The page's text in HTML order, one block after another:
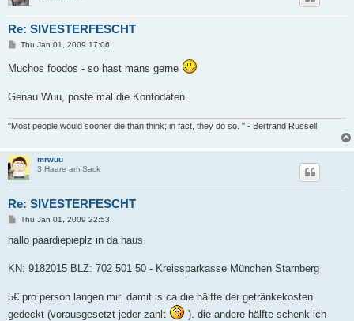
Re: SIVESTERFESCHT
P
t
Thu Jan 01, 2009 17:06
Muchos foodos - so hast mans gerne
Genau Wuu, poste mal die Kontodaten.
"Most people would sooner die than think; in fact, they do so. " - Bertrand Russell
mrwuu
3 Haare am Sack
Re: SIVESTERFESCHT
P
s
Thu Jan 01, 2009 22:53
hallo paardiepieplz in da haus
KN: 9182015 BLZ: 702 501 50 - Kreissparkasse München Starnberg
5€ pro person langen mir. damit is ca die hälfte der getränkekosten
gedeckt (vorausgesetzt jeder zahlt
). die andere hälfte schenk ich